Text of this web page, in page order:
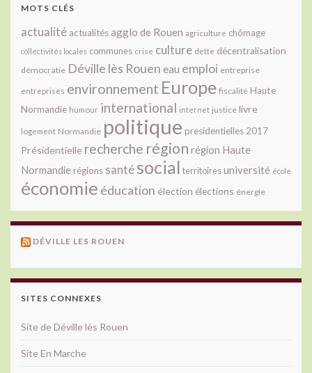
MOTS CLÉS
actualité actualitésagglo de Rouen agriculture chômage
collectivités locales communes crise culture dette décentralisation
démocratie Déville lès Rouen eau emploi entreprise
entreprises environnement Europe fiscalité Haute
Normandie humour international internet justice livre
logement Normandie politique presidentielles 2017
Présidentielle recherche région région Haute
Normandie régions santésocial territoiresuniversité école
économie éducation élection élections énergie
DÉVILLE LES ROUEN
SITES CONNEXES
Site de Déville lès Rouen
Site En Marche